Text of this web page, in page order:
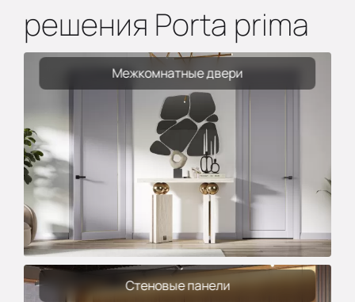
решения Porta prima
Межкомнатные двери
Стеновые панели